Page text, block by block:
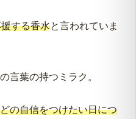
する香水と言われていま
言葉の持つミラク。
の自信をつけたい日につ